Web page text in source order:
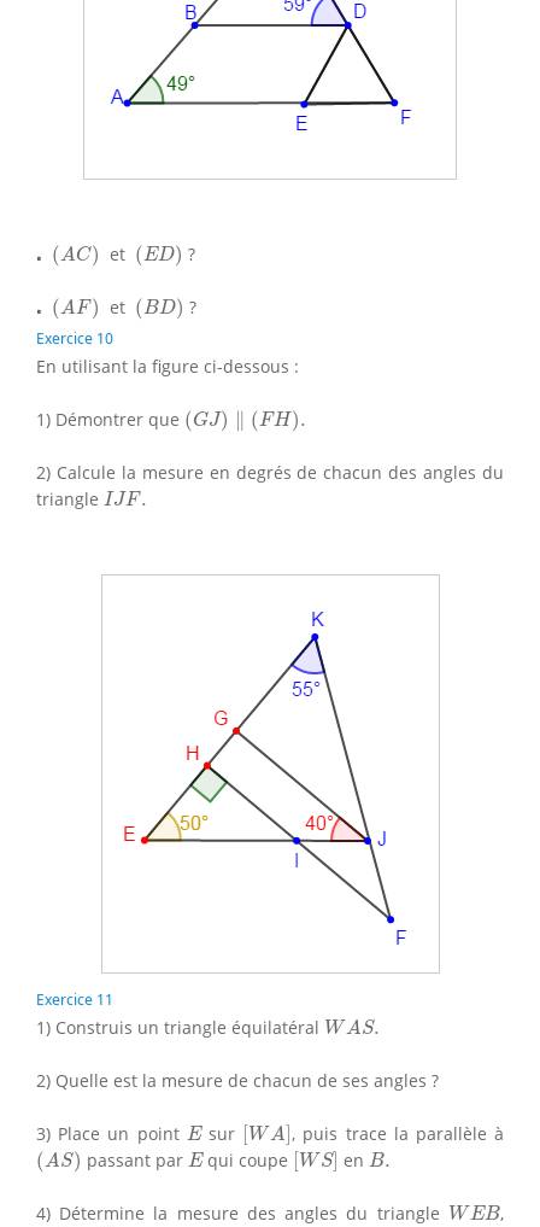
⋅ (AC)
(AC) et (ED)
(ED) ?
⋅ (AF)
(AF) et (BD)
(BD) ?
Exercice 10
En utilisant la figure ci-dessous :
1) Démontrer que (GJ) (FH).
(GJ )∥ F H).
2) Calcule la mesure en degrés de chacun des angles du
triangle IJF.
IJF.
Exercice 11
1) Construis un triangle équilatéral WAS.
WAS.
2) Quelle est la mesure de chacun de ses angles ?
3) Place un point E
Esur WA ]
[WA], puis trace la parallèle à
(AS)
(AS) passant par E
Equi coupe W S]
[WS] enB.
B.
4) Détermine la mesure des angles du triangle WEB
WEB ,